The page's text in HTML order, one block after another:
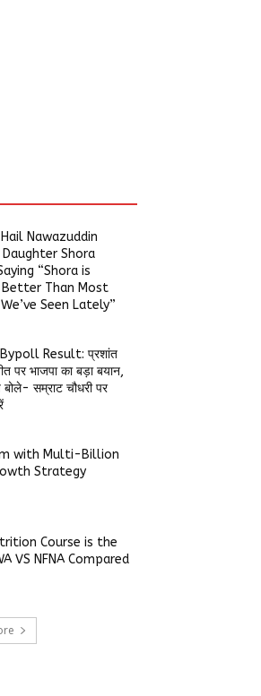
Nawazuddin
Daughter Shora
“Shora is
Better Than Most
Seen Lately”
Result: प्रशांत
पर भाजपा का बड़ा बयान,
सम्राट चौधरी पर
with Multi-Billion
Strategy
Course is the
VS NFNA Compared